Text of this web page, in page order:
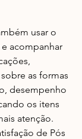
usar o
acompanhar
as formas
desempenho
os itens
atenção.
de Pós